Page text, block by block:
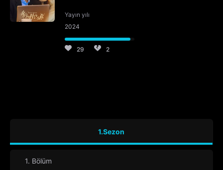
Yayın yılı
2024
29 2
1.Sezon
1. Bölüm